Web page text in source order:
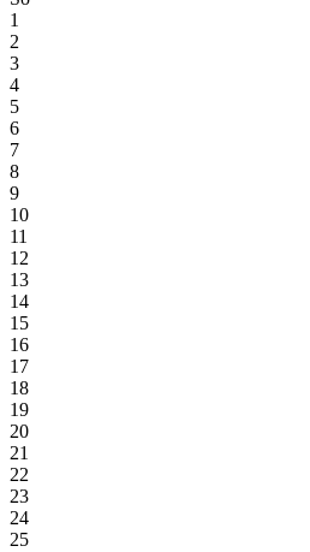
1
2
3
4
5
6
7
8
9
10
11
12
13
14
15
16
17
18
19
20
21
22
23
24
25